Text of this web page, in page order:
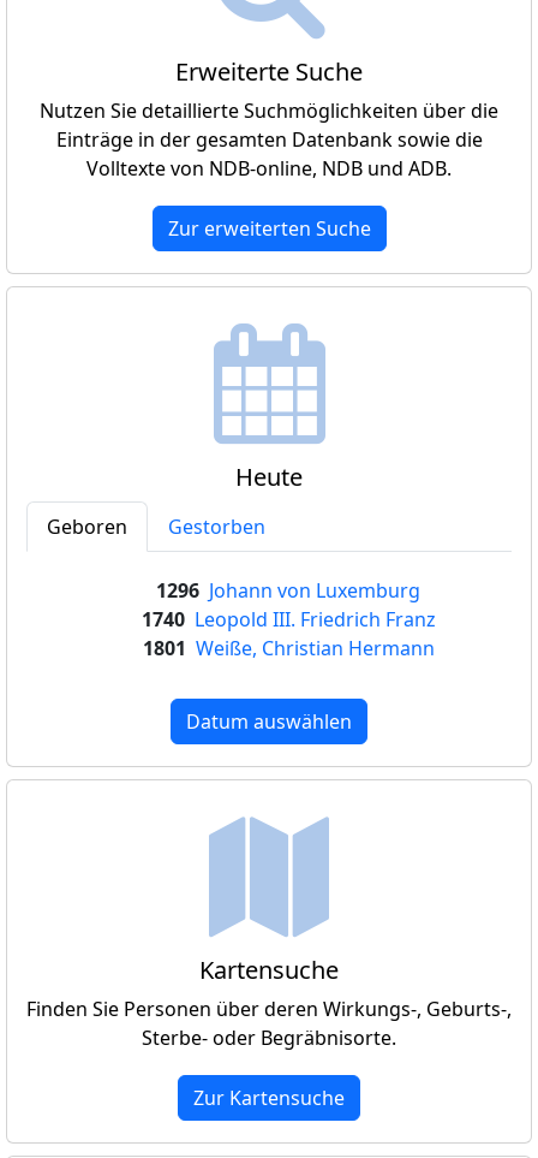
Erweiterte Suche
Nutzen Sie detaillierte Suchmöglichkeiten über die
Einträge in der gesamten Datenbank sowie die
Volltexte von NDB-online, NDB und ADB.
Zur erweiterten Suche
Heute
Geboren Gestorben
1296 Johann von Luxemburg
1740 Leopold III. Friedrich Franz
1801 Weiße, Christian Hermann
Datum auswählen
Kartensuche
Finden Sie Personen über deren Wirkungs-, Geburts-,
Sterbe- oder Begräbnisorte.
Zur Kartensuche